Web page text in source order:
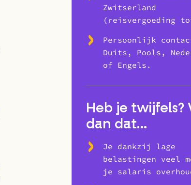
Zwitserland
(reisvergoeding
Persoonlijk
Duits, Pools,
of Engels.
Heb je twijfels?
dan dat…
Je dankzij lage
belastingen veel
je salaris